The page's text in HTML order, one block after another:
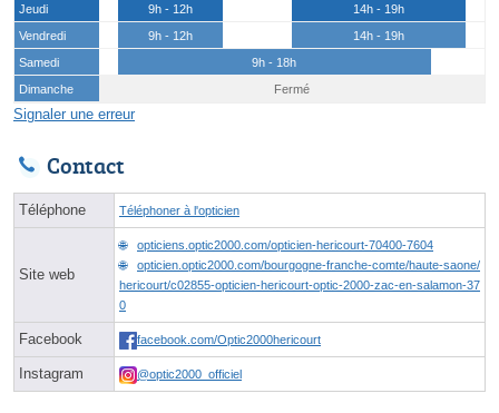
Jeudi
9h - 12h
14h - 19h
Vendredi
9h - 12h
14h - 19h
Samedi
9h - 18h
Dimanche
Fermé
Signaler une erreur
Contact
Téléphone Téléphoner à l'opticien
Site web
opticiens.optic2000.com/opticien-hericourt-70400-7604
opticien.optic2000.com/bourgogne-franche-comte/haute-saone/
hericourt/c02855-opticien-hericourt-optic-2000-zac-en-salamon-37
0
Facebook facebook.com/Optic2000hericourt
Instagram @optic2000_officiel